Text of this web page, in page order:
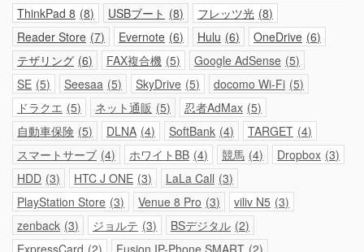
ThinkPad 8 8 USBブート 8 フレッツ光 8
Reader Store 7 Evernote 6 Hulu 6 OneDrive 6
テザリング 6 FAX複合機 5 Google AdSense 5
SE 5 Seesaa 5 SkyDrive 5 docomo Wi-Fi 5
ドラクエ 5 ネット通販 5 忍者AdMax 5
自動車保険 5 DLNA 4 SoftBank 4 TARGET 4
スマートサーブ 4 ホワイトBB 4 競馬 4 Dropbox 3
HDD 3 HTC J ONE 3 LaLa Call 3
PlayStation Store 3 Venue 8 Pro 3 viliv N5 3
zenback 3 ジョルテ 3 BSデジタル 2